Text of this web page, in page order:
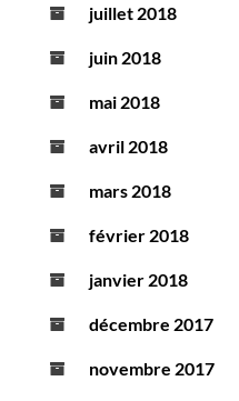
juillet 2018
juin 2018
mai 2018
avril 2018
mars 2018
février 2018
janvier 2018
décembre 2017
novembre 2017